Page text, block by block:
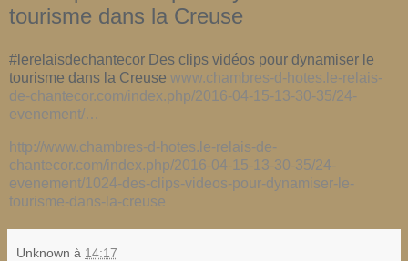
tourisme dans la Creuse
#lerelaisdechantecor Des clips vidéos pour dynamiser le
tourisme dans la Creuse www.chambres-d-hotes.le-relais-
de-chantecor.com/index.php/2016-04-15-13-30-35/24-
evenement/…
http://www.chambres-d-hotes.le-relais-de-
chantecor.com/index.php/2016-04-15-13-30-35/24-
evenement/1024-des-clips-videos-pour-dynamiser-le-
tourisme-dans-la-creuse
Unknown à 14:17